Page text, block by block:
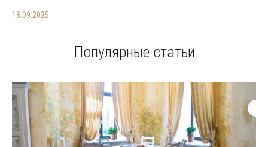
18.09.2025
Популярные статьи